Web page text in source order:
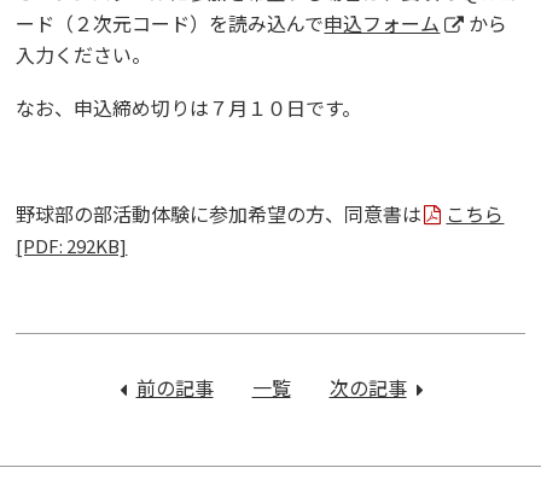
ード（２次元コード）を読み込んで申込フォーム
から
入力ください。
なお、申込締め切りは７月１０日です。
野球部の部活動体験に参加希望の方、同意書は こちら
[PDF: 292KB]
ゲ
前の記事：
者
一覧 次の記事：
７